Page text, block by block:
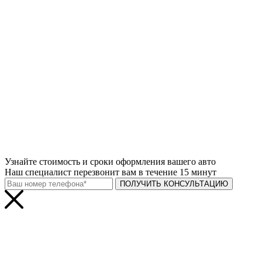
Узнайте стоимость и сроки оформления вашего авто
Наш специалист перезвонит вам в течение 15 минут
ПОЛУЧИТЬ КОНСУЛЬТАЦИЮ